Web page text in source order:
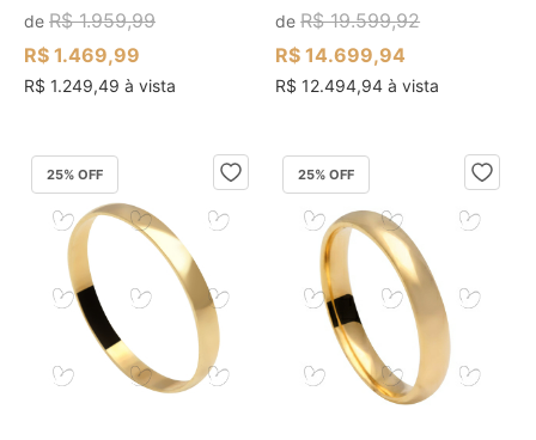
de R$ 1.959,99
R$ 1.469,99
R$ 1.249,49 à vista
deR$ 19.599,92
R$ 14.699,94
R$ 12.494,94 à vista
25% OFF 25% OFF